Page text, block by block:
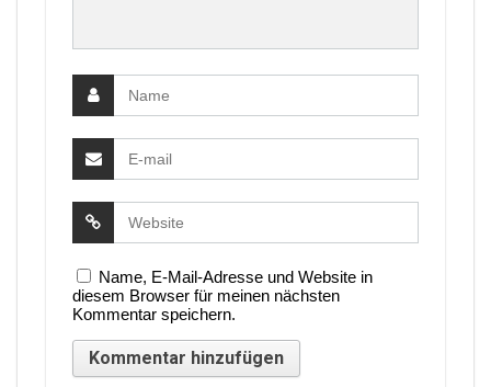
Name, E-Mail-Adresse und Website in
diesem Browser für meinen nächsten
Kommentar speichern.